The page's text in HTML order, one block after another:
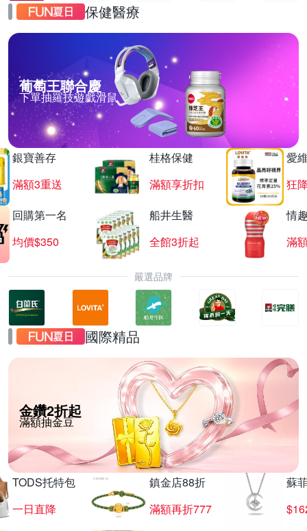
保健醫療
葡萄王聯合慶
下單抽羅技遊戲滑鼠
銀寶善存
滿額3重送
桂格保健
滿額享折扣
愛
狂
回購第一名
均價$350
船井生醫
全館3折起
情
滿
嚴選品牌
國際精品
金鑽2折起
滿額抽金豆
TODS托特包
一日直降
鎮金店88折
滿額再折777
蘇